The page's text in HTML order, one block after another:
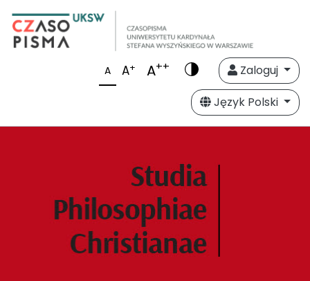
A A+ A++
Zaloguj
Język Polski